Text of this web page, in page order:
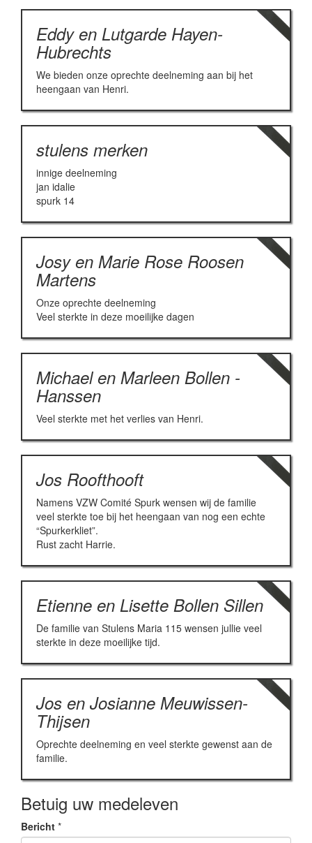
Eddy en Lutgarde Hayen-
Hubrechts
We bieden onze oprechte deelneming aan bij het
heengaan van Henri.
stulens merken
innige deelneming
jan idalie
spurk 14
Josy en Marie Rose Roosen
Martens
Onze oprechte deelneming
Veel sterkte in deze moeilijke dagen
Michael en Marleen Bollen -
Hanssen
Veel sterkte met het verlies van Henri.
Jos Roofthooft
Namens VZW Comité Spurk wensen wij de familie
veel sterkte toe bij het heengaan van nog een echte
“Spurkerkliet”.
Rust zacht Harrie.
Etienne en Lisette Bollen Sillen
De familie van Stulens Maria 115 wensen jullie veel
sterkte in deze moeilijke tijd.
Jos en Josianne Meuwissen-
Thijsen
Oprechte deelneming en veel sterkte gewenst aan de
familie.
Betuig uw medeleven
Bericht *